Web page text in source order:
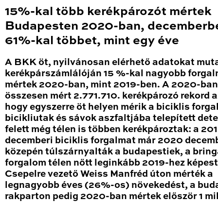
15%-kal több kerékpározót mértek
Budapesten 2020-ban,
61%-kal többet, mint egy éve
A BKK öt, nyilvánosan elérhető adatokat
kerékpárszámlálóján 15 %-kal nagyobb
mértek 2020-ban, mint 2019-ben. A 2020-ban
összesen mért 2.771.710. kerékpározó rekord
hogy egyszerre öt helyen mérik a biciklis
bicikliutak és sávok aszfaltjába telepített
felett még télen is többen kerékpároztak: a
decemberi biciklis forgalmat már 2020
közepén túlszárnyalták a budapestiek, a
forgalom télen nőtt leginkább 2019-hez
Csepelre vezető Weiss Manfréd úton mérték a
legnagyobb éves (26%-os) növekedést, a
rakparton pedig 2020-ban mértek először 1